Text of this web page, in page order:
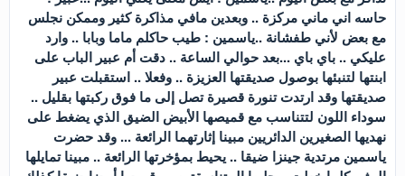
حاسه اني ماني مركزة .. وبعدين مافي مذاكرة كثير وممكن نجلس
مع بعض لأني طفشانة ..ياسمين : طيب حاكلم ماما وبابا .. وارد
عليكي .. باي باي ...بعد حوالي الساعة .. دقت أم عبير الباب على
ابنتها لتنبئها بوصول صديقتها العزيزة .. وفعلا .. استقبلت عبير
صديقتها وقد ارتدت تنورة قصيرة تصل إلى ما فوق ركبتها بقليل ..
سوداء اللون لتتناسب مع قميصها الأبيض الضيق الذي يضغط على
نهديها الصغيرين الدائريين مبينا إثارتهما الرائعة ... وقد حضرت
ياسمين مرتدية جينزا ضيقا .. يحيط بمؤخرتها الرائعة .. مبينا تمايلها